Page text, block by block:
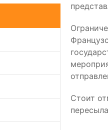
Стоит